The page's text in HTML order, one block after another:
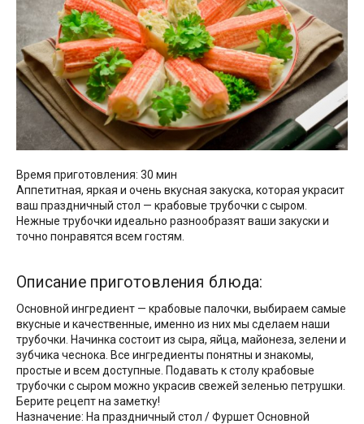
Время приготовления: 30 мин
Аппетитная, яркая и очень вкусная закуска, которая украсит
ваш праздничный стол — крабовые трубочки с сыром.
Нежные трубочки идеально разнообразят ваши закуски и
точно понравятся всем гостям.
Описание приготовления блюда:
Основной ингредиент — крабовые палочки, выбираем самые
вкусные и качественные, именно из них мы сделаем наши
трубочки. Начинка состоит из сыра, яйца, майонеза, зелени и
зубчика чеснока. Все ингредиенты понятны и знакомы,
простые и всем доступные. Подавать к столу крабовые
трубочки с сыром можно украсив свежей зеленью петрушки.
Берите рецепт на заметку!
Назначение: На праздничный стол / Фуршет Основной